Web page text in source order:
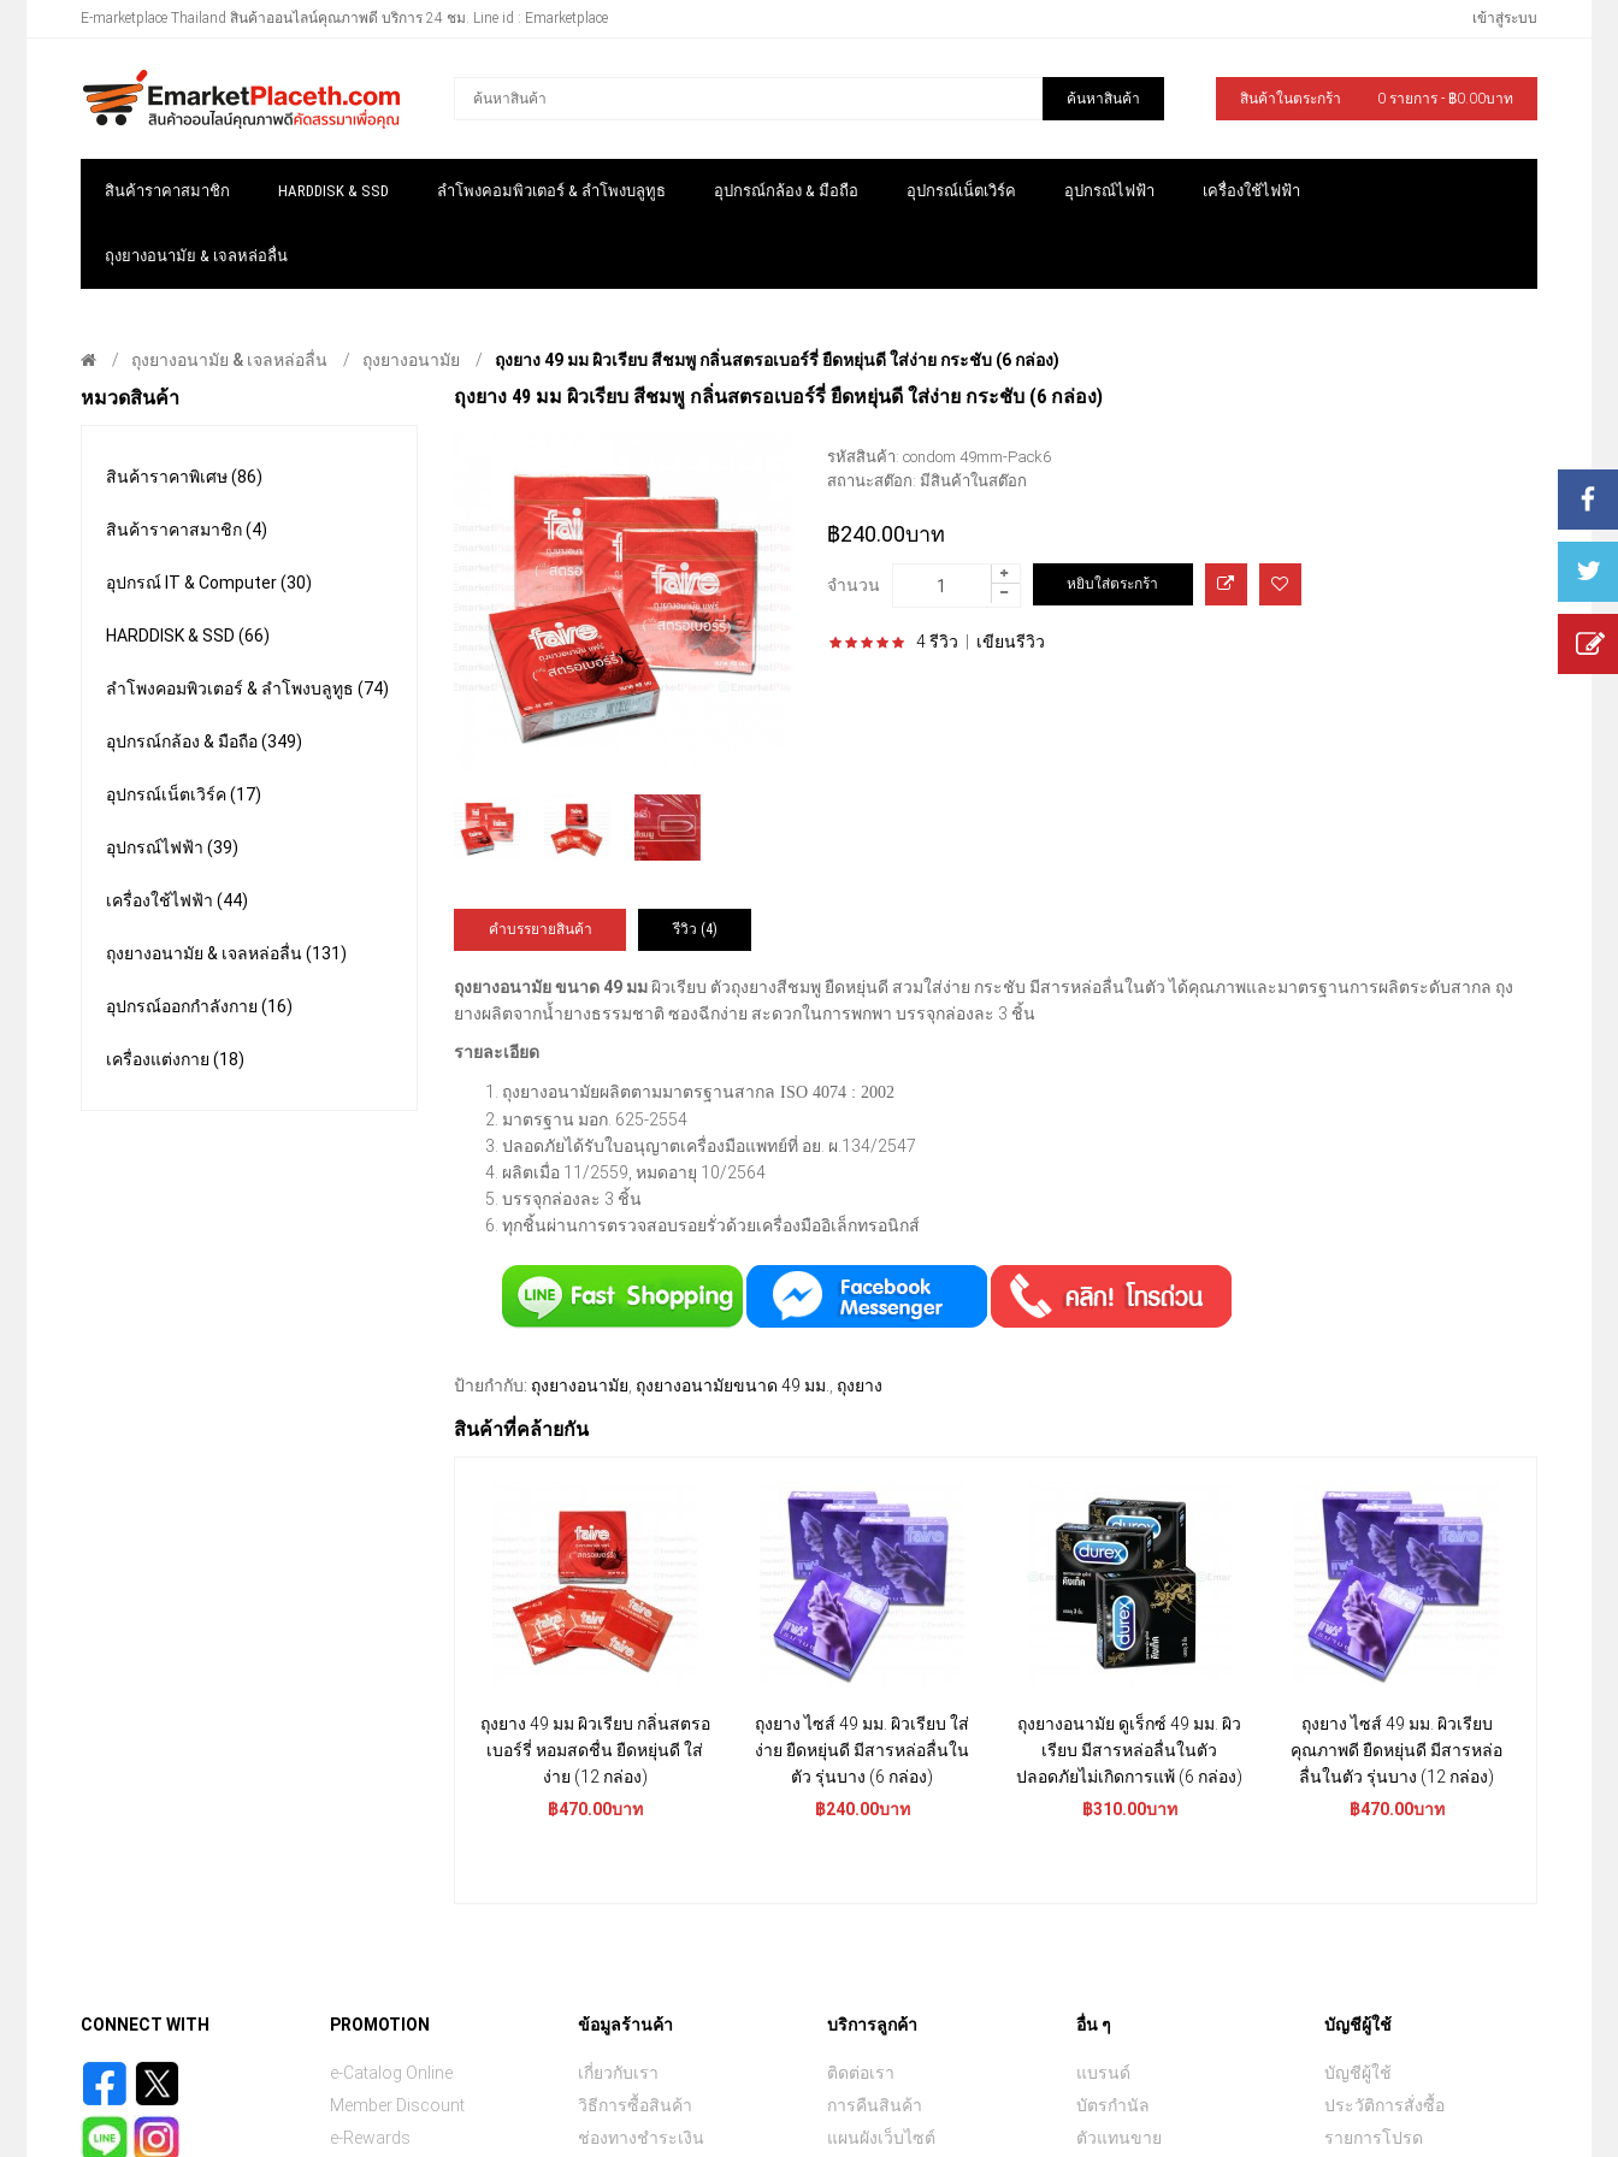
E-marketplace Thailand สินค้าออนไลน์คุณภาพดี บริการ 24 ชม. Line id : Emarketplace เข้าสู่ระบบ
ค้นหาสินค้า สินค้าในตระกร้า 0 รายการ - ฿0.00บาท
สินค้าราคาสมาชิก HARDDISK & SSD ลำโพงคอมพิวเตอร์ & ลำโพงบลูทูธ อุปกรณ์กล้อง & มือถือ อุปกรณ์เน็ตเวิร์ค อุปกรณ์ไฟฟ้า เครื่องใช้ไฟฟ้า
ถุงยางอนามัย & เจลหล่อลื่น
ถุงยางอนามัย & เจลหล่อลื่น ถุงยางอนามัย ถุงยาง 49 มม ผิวเรียบ สีชมพู กลิ่นสตรอเบอร์รี่ ยืดหยุ่นดี ใส่ง่าย กระชับ (6 กล่อง)
หมวดสินค้า
สินค้าราคาพิเศษ (86)
สินค้าราคาสมาชิก (4)
อุปกรณ์ IT & Computer (30)
HARDDISK & SSD (66)
ลำโพงคอมพิวเตอร์ & ลำโพงบลูทูธ (74)
อุปกรณ์กล้อง & มือถือ (349)
อุปกรณ์เน็ตเวิร์ค (17)
อุปกรณ์ไฟฟ้า (39)
เครื่องใช้ไฟฟ้า (44)
ถุงยางอนามัย & เจลหล่อลื่น (131)
อุปกรณ์ออกกำลังกาย (16)
เครื่องแต่งกาย (18)
ถุงยาง 49 มม ผิวเรียบ สีชมพู กลิ่นสตรอเบอร์รี่ ยืดหยุ่นดี ใส่ง่าย กระชับ (6 กล่อง)
รหัสสินค้า: condom 49mm-Pack6
สถานะสต๊อก: มีสินค้าในสต๊อก
฿240.00บาท
จำนวน
4 รีวิว เขียนรีวิว
คำบรรยายสินค้า รีวิว (4)
ถุงยางอนามัยขนาด 49 มมผิวเรียบ ตัวถุงยางสีชมพู ยืดหยุ่นดี สวมใส่ง่าย กระชับ มีสารหล่อลื่นในตัว ได้คุณภาพและมาตรฐานการผลิตระดับสากล ถุง
ยางผลิตจากน้ำยางธรรมชาติ ซองฉีกง่าย สะดวกในการพกพา บรรจุกล่องละ 3 ชิ้น
รายละเอียด
ถุงยางอนามัยผลิตตามมาตรฐานสากล ISO 4074 : 2002
มาตรฐาน มอก. 625-2554
ปลอดภัยได้รับใบอนุญาตเครื่องมือแพทย์ที่ อย. ผ.134/2547
ผลิตเมื่อ 11/2559, หมดอายุ 10/2564
บรรจุกล่องละ 3 ชิ้น
ทุกชิ้นผ่านการตรวจสอบรอยรั่วด้วยเครื่องมืออิเล็กทรอนิกส์
ป้ายกำกับ: ถุงยางอนามัย ถุงยางอนามัยขนาด 49 มม. ถุงยาง
สินค้าที่คล้ายกัน
ถุงยาง 49 มม ผิวเรียบ กลิ่นสตรอ
เบอร์รี่ หอมสดชื่น ยืดหยุ่นดี ใส่
ง่าย (12 กล่อง)
฿470.00บาท
ถุงยาง ไซส์ 49 มม. ผิวเรียบ ใส่
ง่าย ยืดหยุ่นดี มีสารหล่อลื่นใน
ตัว รุ่นบาง (6 กล่อง)
฿240.00บาท
ถุงยางอนามัย ดูเร็กซ์ 49 มม. ผิว
เรียบ มีสารหล่อลื่นในตัว
ปลอดภัยไม่เกิดการแพ้ (6 กล่อง)
฿310.00บาท
ถุงยาง ไซส์ 49 มม. ผิวเรียบ
คุณภาพดี ยืดหยุ่นดี มีสารหล่อ
ลื่นในตัว รุ่นบาง (12 กล่อง)
฿470.00บาท
CONNECT WITH PROMOTION
e-Catalog Online
Member Discount
e-Rewards
ข้อมูลร้านค้า
เกี่ยวกับเรา
วิธีการซื้อสินค้า
ช่องทางชำระเงิน
บริการลูกค้า
ติดต่อเรา
การคืนสินค้า
แผนผังเว็บไซต์
อื่น ๆ
แบรนด์
บัตรกำนัล
ตัวแทนขาย
บัญชีผู้ใช้
บัญชีผู้ใช้
ประวัติการสั่งซื้อ
รายการโปรด